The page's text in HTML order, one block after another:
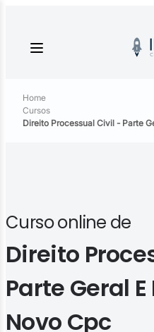
Home
Cursos
Direito Processual Civil - Parte
Curso online de
Direito
Parte Geral
Novo Cpc